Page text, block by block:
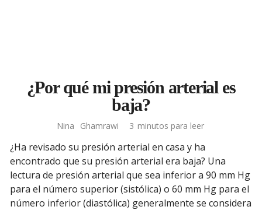
¿Por qué mi presión arterial es
baja?
Nina Ghamrawi 3 minutos para leer
¿Ha revisado su presión arterial en casa y ha
encontrado que su presión arterial era baja? Una
lectura de presión arterial que sea inferior a 90 mm Hg
para el número superior (sistólica) o 60 mm Hg para el
número inferior (diastólica) generalmente se considera